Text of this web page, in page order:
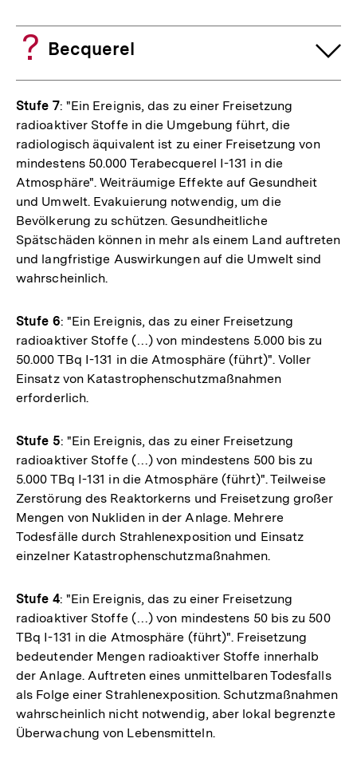
Becquerel
Stufe 7: "Ein Ereignis, das zu einer Freisetzung
radioaktiver Stoffe in die Umgebung führt, die
radiologisch äquivalent ist zu einer Freisetzung von
mindestens 50.000 Terabecquerel I-131 in die
Atmosphäre". Weiträumige Effekte auf Gesundheit
und Umwelt. Evakuierung notwendig, um die
Bevölkerung zu schützen. Gesundheitliche
Spätschäden können in mehr als einem Land auftreten
und langfristige Auswirkungen auf die Umwelt sind
wahrscheinlich.
Stufe 6: "Ein Ereignis, das zu einer Freisetzung
radioaktiver Stoffe (…) von mindestens 5.000 bis zu
50.000 TBq I-131 in die Atmosphäre (führt)". Voller
Einsatz von Katastrophenschutzmaßnahmen
erforderlich.
Stufe 5: "Ein Ereignis, das zu einer Freisetzung
radioaktiver Stoffe (…) von mindestens 500 bis zu
5.000 TBq I-131 in die Atmosphäre (führt)". Teilweise
Zerstörung des Reaktorkerns und Freisetzung großer
Mengen von Nukliden in der Anlage. Mehrere
Todesfälle durch Strahlenexposition und Einsatz
einzelner Katastrophenschutzmaßnahmen.
Stufe 4: "Ein Ereignis, das zu einer Freisetzung
radioaktiver Stoffe (…) von mindestens 50 bis zu 500
TBq I-131 in die Atmosphäre (führt)". Freisetzung
bedeutender Mengen radioaktiver Stoffe innerhalb
der Anlage. Auftreten eines unmittelbaren Todesfalls
als Folge einer Strahlenexposition. Schutzmaßnahmen
wahrscheinlich nicht notwendig, aber lokal begrenzte
Überwachung von Lebensmitteln.